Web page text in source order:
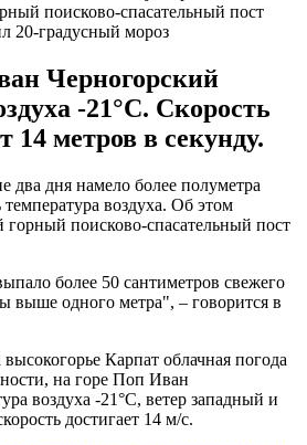
поисково-спасательный пост
20-градусный мороз
Черногорский
-21°С. Скорость
14 метров в секунду.
два дня намело более полуметра
температура воздуха. Об этом
горный поисково-спасательный пост
более 50 сантиметров свежего
выше одного метра", – говорится в
Карпат облачная погода
на горе Поп Иван
воздуха -21°С, ветер западный и
достигает 14 м/с.